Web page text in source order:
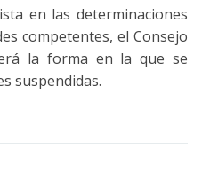
en las determinaciones
competentes, el Consejo
la forma en la que se
suspendidas.